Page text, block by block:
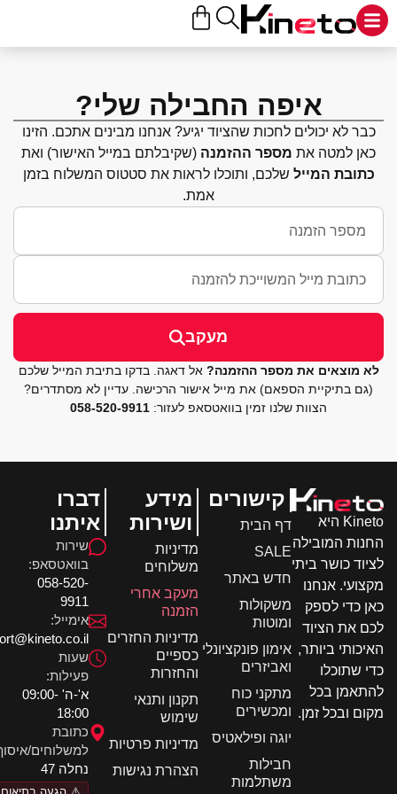
איפה החבילה שלי?
לא יכולים לחכות שהציוד יגיע? אנחנו מבינים אתכם. הזינו
למטה אתמספר ההזמנה(שקיבלתם במייל האישור) ואת
המיילשלכם, ותוכלו לראות את סטטוס המשלוח בזמן
אמת.
מעקב
מוצאים את מספר ההזמנה?אל דאגה. בדקו בתיבת המייל שלכם
בתיקיית הספאם) את מייל אישור הרכישה. עדיין לא מסתדרים?
הצוות שלנו זמין בוואטסאפ לעזור:058-520-9911
Kineto היא
המובילה
כושר ביתי
אנחנו
כדי לספק
את הציוד
ביותר,
שתוכלו
בכל
ובכל זמן.
קישורים
דף הבית
SALE
חדש באתר
משקולות
ומוטות
אימון פונקציונלי
ואביזרים
מתקני כוח
ומכשירים
יוגה ופילאטיס
חבילות
משתלמות
מידע
ושירות
מדיניות
משלוחים
מעקב אחרי
הזמנה
מדיניות החזרים
כספיים
והחזרות
תקנון ותנאי
שימוש
מדיניות פרטיות
הצהרת נגישות
דברו
איתנו
שירות
בוואטסאפ:
058-520-
אימייל:
שעות
פעילות:
א'-ה' 09:00-
18:00
כתובת
למשלוחים/איסוף:
נחלה 47